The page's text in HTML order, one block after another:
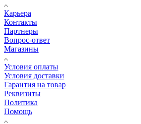
Карьера
Контакты
Партнеры
Вопрос-ответ
Магазины
Условия оплаты
Условия доставки
Гарантия на товар
Реквизиты
Политика
Помощь